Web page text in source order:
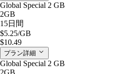
Global Special 2 GB
2GB
15日間
$5.25/GB
$10.49
プラン詳細
Global Special 2 GB
2GB